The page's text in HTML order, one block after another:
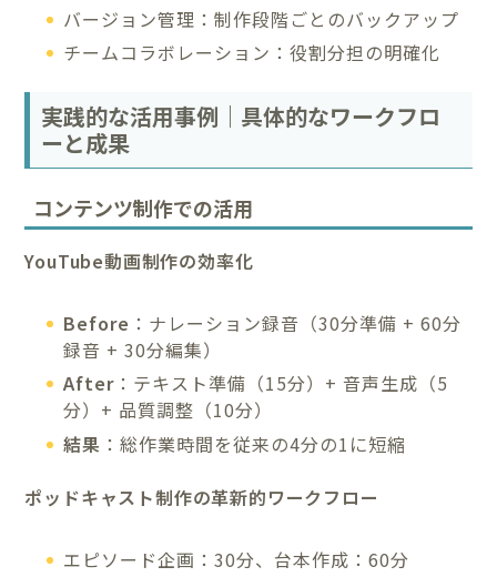
バージョン管理：制作段階ごとのバックアップ
チームコラボレーション：役割分担の明確化
実践的な活用事例｜具体的なワークフロ
ーと成果
コンテンツ制作での活用
YouTube動画制作の効率化
Before ：ナレーション録音（30分準備 + 60分
録音 + 30分編集）
After ：テキスト準備（15分）+ 音声生成（5
分）+ 品質調整（10分）
結果 ：総作業時間を従来の4分の1に短縮
ポッドキャスト制作の革新的ワークフロー
エピソード企画：30分、台本作成：60分